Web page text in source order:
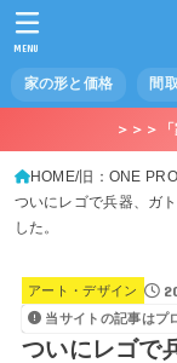
家の形と価格 間
MENU
＞＞＞
HOME 旧：ONE
ついにレゴで兵器、ガ
した。
アート・デザイン
当サイトの記事はプ
ついにレゴで